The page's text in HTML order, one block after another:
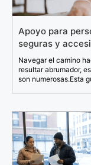
Apoyo para
seguras y
Navegar el camino
resultar abrumador,
son numerosas.Esta